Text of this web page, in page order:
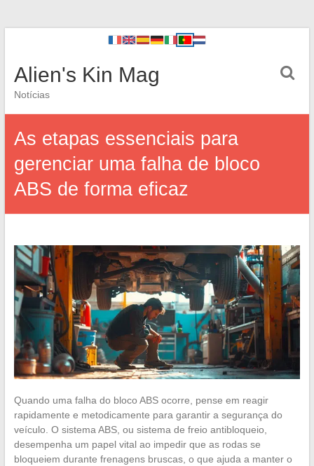
Alien's Kin Mag
Notícias
As etapas essenciais para
gerenciar uma falha de bloco
ABS de forma eficaz
Quando uma falha do bloco ABS ocorre, pense em reagir
rapidamente e metodicamente para garantir a segurança do
veículo. O sistema ABS, ou sistema de freio antibloqueio,
desempenha um papel vital ao impedir que as rodas se
bloqueiem durante frenagens bruscas, o que ajuda a manter o